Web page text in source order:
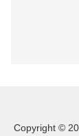
Copyright ©